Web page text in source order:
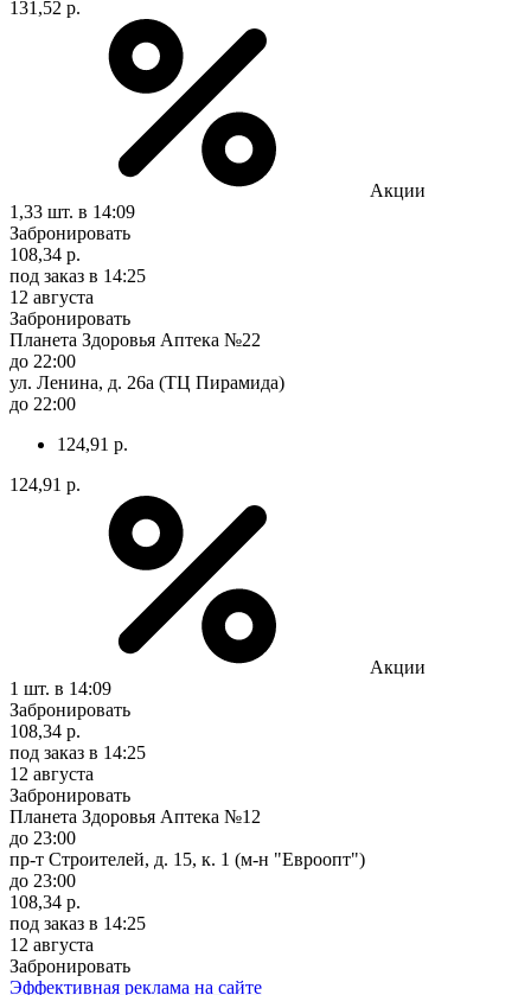
131,52 р.
Акции
1,33 шт. в 14:09
Забронировать
108,34 р.
под заказ в 14:25
12 августа
Забронировать
Планета Здоровья Аптека №22
до 22:00
ул. Ленина, д. 26а (ТЦ Пирамида)
до 22:00
124,91 р.
124,91 р.
Акции
1 шт. в 14:09
Забронировать
108,34 р.
под заказ в 14:25
12 августа
Забронировать
Планета Здоровья Аптека №12
до 23:00
пр-т Строителей, д. 15, к. 1 (м-н "Евроопт")
до 23:00
108,34 р.
под заказ в 14:25
12 августа
Забронировать
Эффективная реклама на сайте